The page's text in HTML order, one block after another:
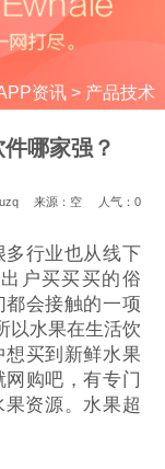
资讯> 产品技术
哪家强？
来源：空 人气： 0
多行业也从线下
户买买买的俗
会接触的一项
以水果在生活饮
买到新鲜水果
购吧，有专门
资源。水果超